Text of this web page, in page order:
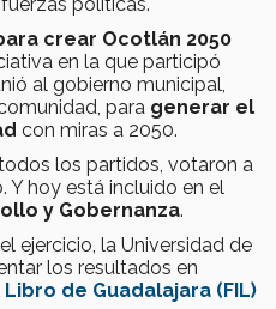
crear Ocotlán 2050
en la que participó
al gobierno municipal,
para generar el
con miras a 2050.
los partidos, votaron a
hoy está incluido en el
y Gobernanza.
ejercicio, la Universidad de
los resultados en
de Guadalajara (FIL)